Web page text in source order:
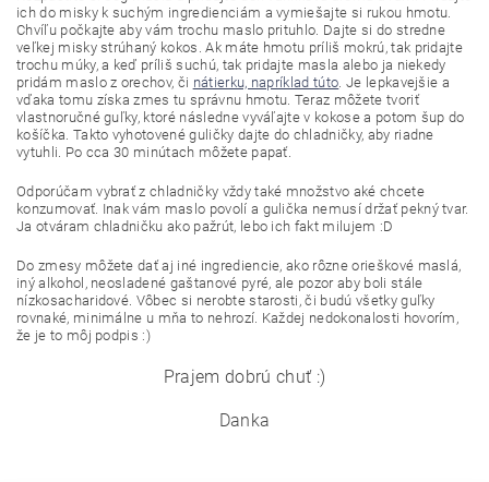
ich do misky k suchým ingredienciám a vymiešajte si rukou hmotu.
Chvíľu počkajte aby vám trochu maslo prituhlo. Dajte si do stredne
veľkej misky strúhaný kokos. Ak máte hmotu príliš mokrú, tak pridajte
trochu múky, a keď príliš suchú, tak pridajte masla alebo ja niekedy
pridám maslo z orechov, či nátierku, napríklad túto. Je lepkavejšie a
vďaka tomu získa zmes tu správnu hmotu. Teraz môžete tvoriť
vlastnoručné guľky, ktoré následne vyváľajte v kokose a potom šup do
košíčka. Takto vyhotovené guličky dajte do chladničky, aby riadne
vytuhli. Po cca 30 minútach môžete papať.
Odporúčam vybrať z chladničky vždy také množstvo aké chcete
konzumovať. Inak vám maslo povolí a gulička nemusí držať pekný tvar.
Ja otváram chladničku ako pažrút, lebo ich fakt milujem :D
Do zmesy môžete dať aj iné ingrediencie, ako rôzne orieškové maslá,
iný alkohol, neosladené gaštanové pyré, ale pozor aby boli stále
nízkosacharidové. Vôbec si nerobte starosti, či budú všetky guľky
rovnaké, minimálne u mňa to nehrozí. Každej nedokonalosti hovorím,
že je to môj podpis :)
Prajem dobrú chuť :)
Danka